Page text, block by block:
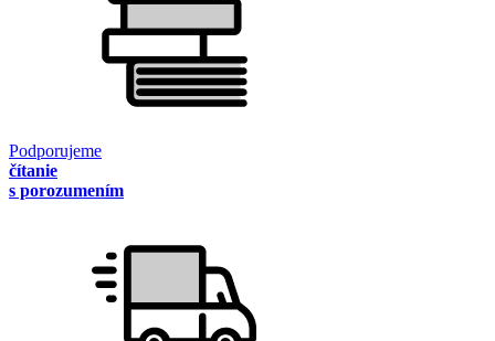
Podporujeme
čítanie
s porozumením